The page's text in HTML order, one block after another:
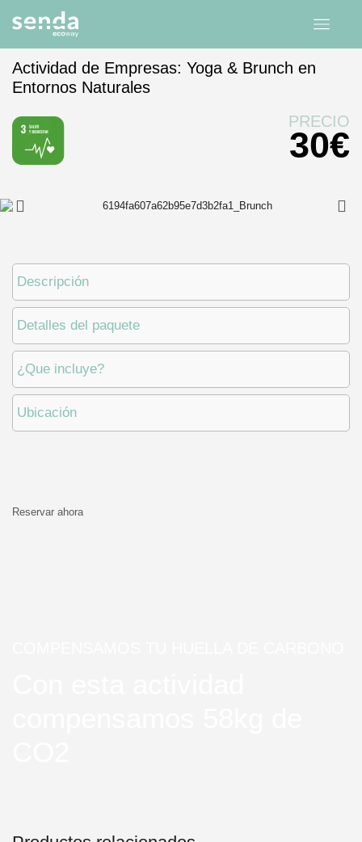
Inicio experiencias Canarias
Actividad de Empresas: Yoga & Brunch en
Entornos Naturales
PRECIO
30€
Descripción
Detalles del paquete
¿Que incluye?
Ubicación
Reservar ahora